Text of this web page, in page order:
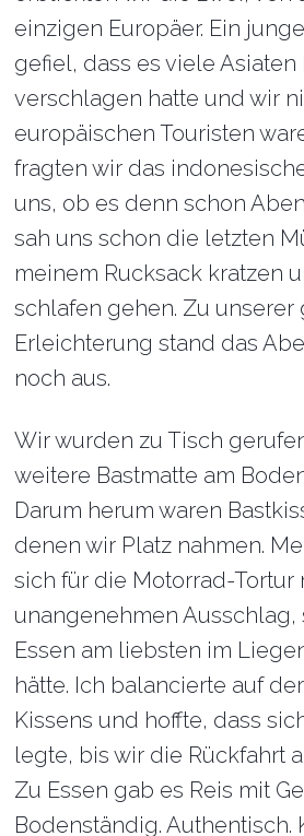
einzigen Europäer. Ein
gefiel, dass es viele Asiaten
verschlagen hatte und wir
europäischen Touristen
fragten wir das
uns, ob es denn schon
sah uns schon die letzten
meinem Rucksack kratzen
schlafen gehen. Zu unserer
Erleichterung stand das
noch aus.
Wir wurden zu Tisch
weitere Bastmatte am
Darum herum waren
denen wir Platz nahmen.
sich für die Motorrad-Tortur
unangenehmen Ausschlag,
Essen am liebsten im
hätte. Ich balancierte auf
Kissens und hoffte, dass
legte, bis wir die Rückfahrt
Zu Essen gab es Reis mit
Bodenständig. Authentisch.